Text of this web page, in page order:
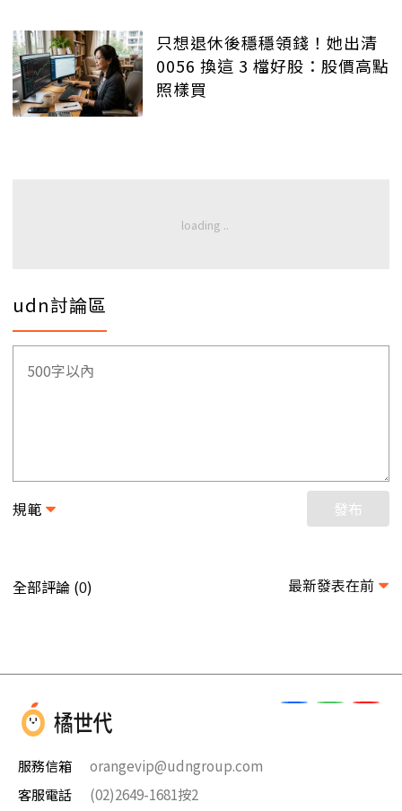
只想退休後穩穩領錢！她出清
0056 換這 3 檔好股：股價高點
照樣買
udn討論區
規範 發布
全部評論 (0) 最新發表在前
服務信箱
orangevip@udngroup.com
客服電話
(02)2649-1681按2